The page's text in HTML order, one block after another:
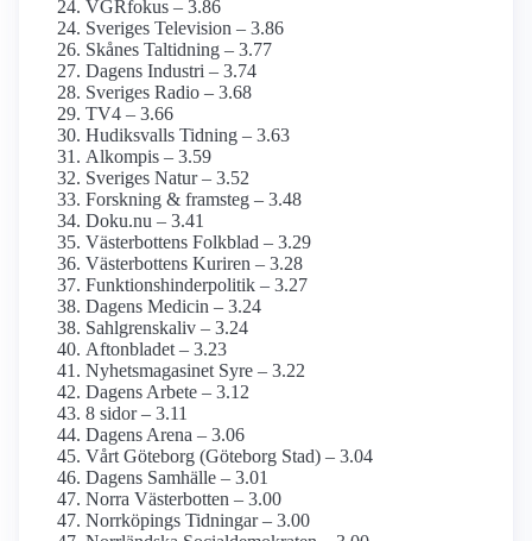
VGRfokus – 3.86
Sveriges Television – 3.86
Skånes Taltidning – 3.77
Dagens Industri – 3.74
Sveriges Radio – 3.68
TV4 – 3.66
Hudiksvalls Tidning – 3.63
Alkompis – 3.59
Sveriges Natur – 3.52
Forskning & framsteg – 3.48
Doku.nu – 3.41
Västerbottens Folkblad – 3.29
Västerbottens Kuriren – 3.28
Funktionshinder­politik – 3.27
Dagens Medicin – 3.24
Sahlgrenskaliv – 3.24
Aftonbladet – 3.23
Nyhetsmagasinet Syre – 3.22
Dagens Arbete – 3.12
8 sidor – 3.11
Dagens Arena – 3.06
Vårt Göteborg (Göteborg Stad) – 3.04
Dagens Samhälle – 3.01
Norra Västerbotten – 3.00
Norrköpings Tidningar – 3.00